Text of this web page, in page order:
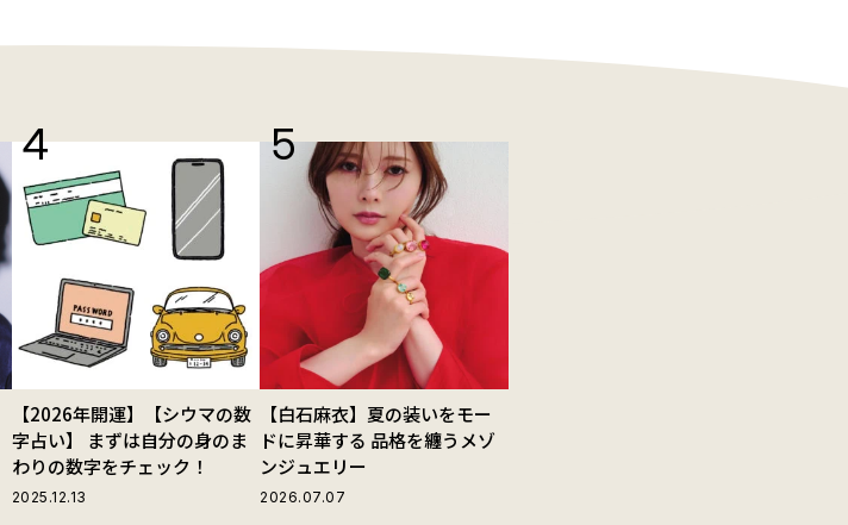
【2026年開運】【シウマの数
字占い】 まずは自分の身のま
わりの数字をチェック！
2025.12.13
【白石麻衣】夏の装いをモー
ドに昇華する 品格を纏うメゾ
ンジュエリー
2026.07.07